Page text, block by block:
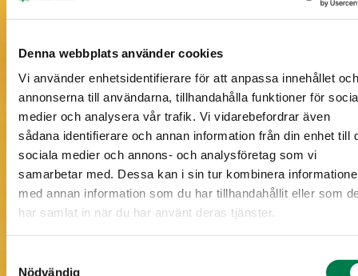
Denna webbplats använder cookies
Vi använder enhetsidentifierare för att anpassa innehållet och
annonserna till användarna, tillhandahålla funktioner för
medier och analysera vår trafik. Vi vidarebefordrar även
sådana identifierare och annan information från din enhet till
sociala medier och annons- och analysföretag som vi
samarbetar med. Dessa kan i sin tur kombinera
med annan information som du har tillhandahållit eller som
har samlat in när du har använt deras tjänster.
Nödvändig
Information om skogstillgångar på karta